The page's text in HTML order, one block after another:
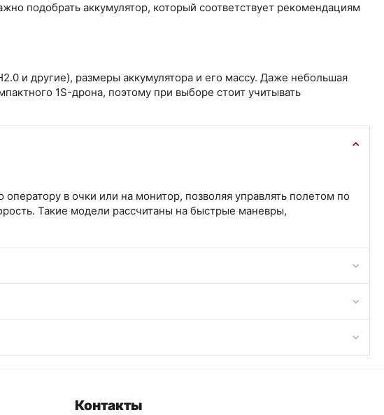
подобрать аккумулятор, который соответствует рекомендациям
и другие), размеры аккумулятора и его массу. Даже небольшая
1S-дрона, поэтому при выборе стоит учитывать
в очки или на монитор, позволяя управлять полетом по
Такие модели рассчитаны на быстрые маневры,
Контакты